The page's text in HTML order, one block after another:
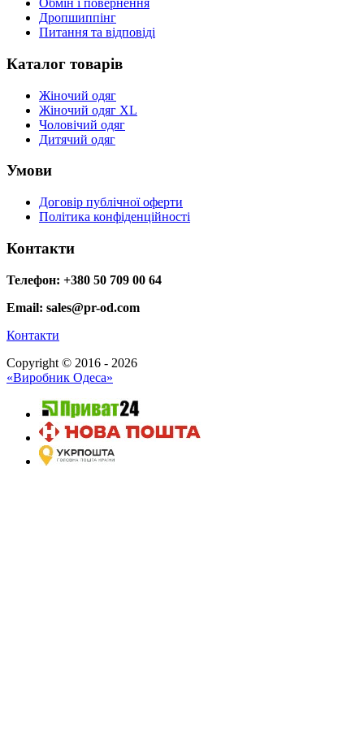
Обмін і повернення
Дропшиппінг
Питання та відповіді
Каталог товарів
Жіночий одяг
Жіночий одяг XL
Чоловічий одяг
Дитячий одяг
Умови
Договір публічної оферти
Політика конфіденційності
Контакти
Телефон: +380 50 709 00 64
Email: sales@pr-od.com
Контакти
Copyright © 2016 - 2026
«Виробник Одеса»